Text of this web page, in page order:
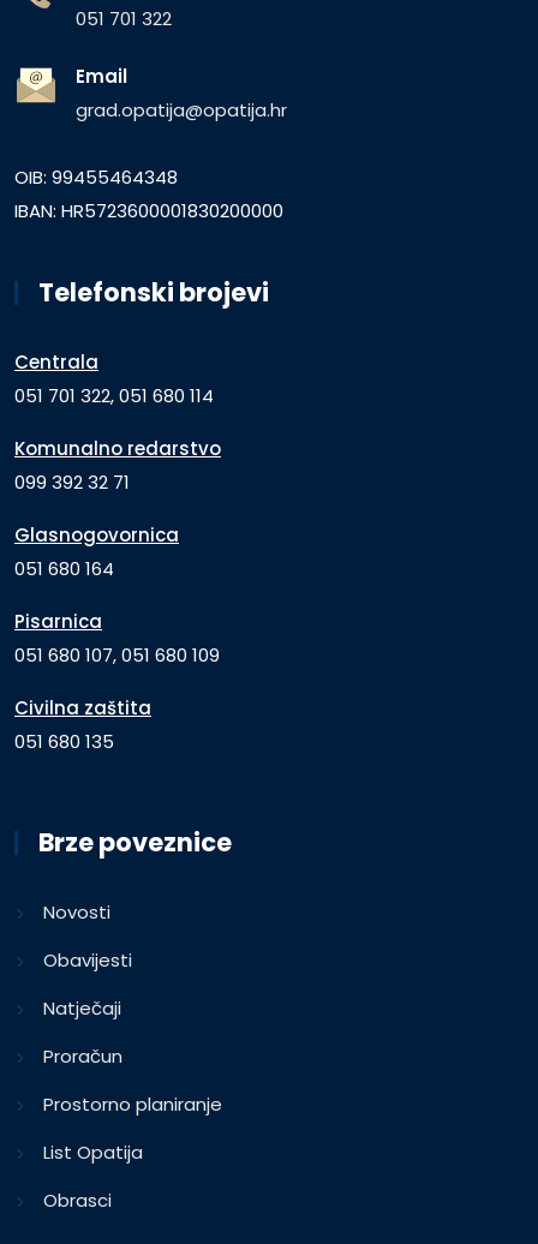
051 701 322
Email
grad.opatija@opatija.hr
OIB: 99455464348
IBAN: HR5723600001830200000
Telefonski brojevi
Centrala
051 701 322, 051 680 114
Komunalno redarstvo
099 392 32 71
Glasnogovornica
051 680 164
Pisarnica
051 680 107, 051 680 109
Civilna zaštita
051 680 135
Brze poveznice
Novosti
Obavijesti
Natječaji
Proračun
Prostorno planiranje
List Opatija
Obrasci